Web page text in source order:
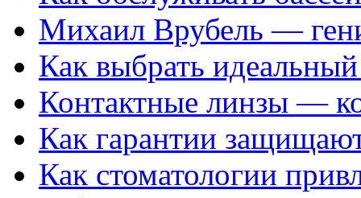
Михаил Врубель —
Как выбрать
Контактные линзы —
Как гарантии
Как стоматологии